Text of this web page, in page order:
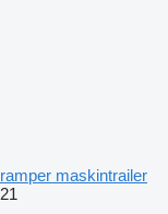
ramper maskintrailer
21